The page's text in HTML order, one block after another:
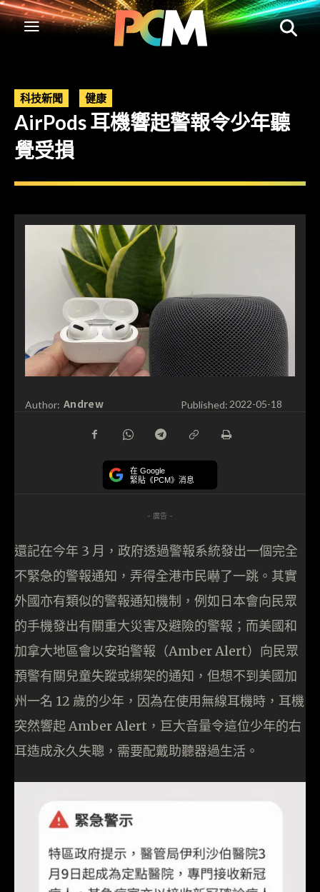
科技新聞 健康
AirPods 耳機響起警報令少年聽
覺受損
Author: Andrew Published:2022-05-18
在 Google
緊貼《PCM》消息
- 廣告 -
還記在今年 3 月，政府透過警報系統發出一個完全
不緊急的警報通知，弄得全港市民嚇了一跳。其實
外國亦有類似的警報通知機制，例如日本會向民眾
的手機發出有關重大災害及避險的警報；而美國和
加拿大地區會以安珀警報（Amber Alert）向民眾
預警有關兒童失蹤或綁架的通知，但想不到美國加
州一名 12 歲的少年，因為在使用無線耳機時，耳機
突然響起 Amber Alert，巨大音量令這位少年的右
耳造成永久失聰，需要配戴助聽器過生活。